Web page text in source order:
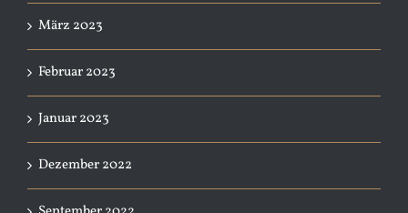
März 2023
Februar 2023
Januar 2023
Dezember 2022